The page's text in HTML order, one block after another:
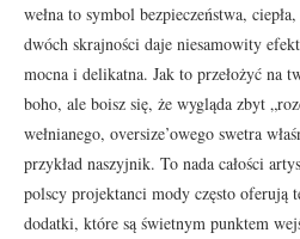
wełna to symbol bezpieczeństwa,
dwóch skrajności daje niesamowity
mocna i delikatna. Jak to przełożyć na
boho, ale boisz się, że wygląda zbyt
wełnianego, oversize’owego swetra
przykład naszyjnik. To nada całości
polscy projektanci mody często oferują
dodatki, które są świetnym punktem